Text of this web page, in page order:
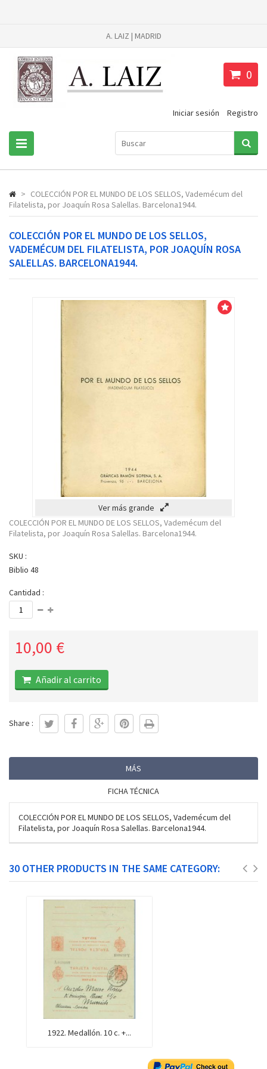
A. LAIZ | MADRID
0
Iniciar sesión Registro
> COLECCIÓN POR EL MUNDO DE LOS SELLOS, Vademécum del
Filatelista, por Joaquín Rosa Salellas. Barcelona1944.
COLECCIÓN POR EL MUNDO DE LOS SELLOS,
VADEMÉCUM DEL FILATELISTA, POR JOAQUÍN ROSA
SALELLAS. BARCELONA1944.
Ver más grande
COLECCIÓN POR EL MUNDO DE LOS SELLOS, Vademécum del
Filatelista, por Joaquín Rosa Salellas. Barcelona1944.
SKU :
Biblio 48
Cantidad :
10,00 €
Añadir al carrito
Share :
MÁS
FICHA TÉCNICA
COLECCIÓN POR EL MUNDO DE LOS SELLOS, Vademécum del
Filatelista, por Joaquín Rosa Salellas. Barcelona1944.
30 OTHER PRODUCTS IN THE SAME CATEGORY:
1922. Medallón. 10 c. +...